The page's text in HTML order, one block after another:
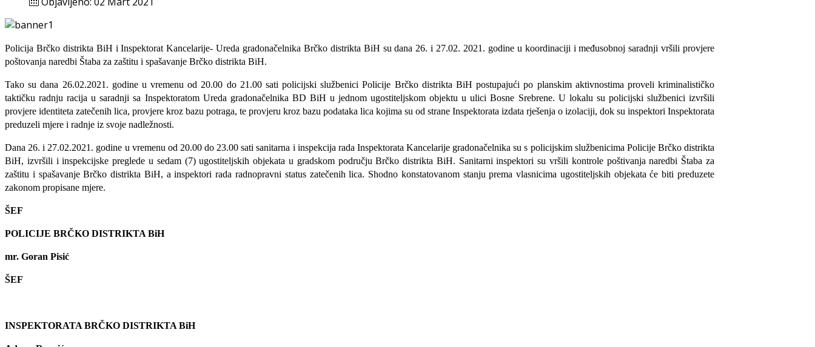
Policija Brčko distrikta BiH i Inspektorat Kancelarije- Ureda gradonačelnika Brčko distrikta BiH su dana 26.i 27.02. 2021. godine u koordinaciji i međusobnoj saradnji vršili provjere
poštovanja naredbi Štaba za zaštitu i spašavanje Brčko distrikta BiH.
Tako sudana 26.02.2021. godine u vremenu od 20.00 do 21.00 satipolicijski službenici Policije Brčko distrikta BiH postupajući po planskim aktivnostima proveli kriminalističko
taktičku radnjuracija u saradnji sa Inspektoratom Ureda gradonačelnika BD BiH u jednomugostiteljskom objektu u ulici Bosne Srebrene. Ulokalu su policijski službenici izvršili
provjere identiteta zatečenih lica, provjere kroz bazu potraga, te provjeru kroz bazu podataka lica kojima su od strane Inspektorata izdata rješenja o izolaciji, dok su inspektori Inspektorata
preduzeli mjere i radnje iz svoje nadležnosti.
Dana 26. i 27.02.2021. godine u vremenu od 20.00 do 23.00 sati sanitarna i inspekcija rada Inspektorata Kancelarije gradonačelnika su s policijskim službenicima Policije Brčko distrikta
BiH, izvršili iinspekcijske preglede u sedam (7) ugostiteljskih objekata u gradskom području Brčko distrikta BiH. Sanitarni inspektori su vršili kontrole poštivanja naredbi Štaba za
zaštitu i spašavanje Brčko distrikta BiH, a inspektori rada radnopravni status zatečenih lica. Shodno konstatovanom stanju prema vlasnicima ugostiteljskih objekata će biti preduzete
zakonom propisane mjere.
ŠEF
POLICIJE BRČKO DISTRIKTA BiH
mr. Goran Pisić
ŠEF
INSPEKTORATA BRČKO DISTRIKTA BiH